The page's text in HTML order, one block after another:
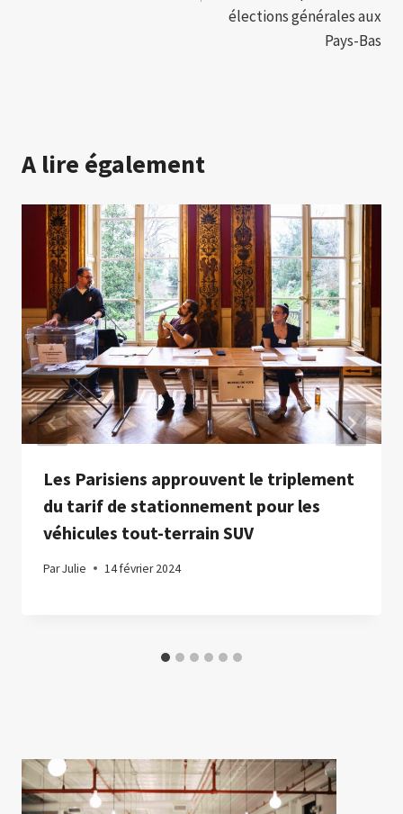
élections générales aux
Pays-Bas
A lire également
Les Parisiens approuvent le triplement
du tarif de stationnement pour les
véhicules tout-terrain SUV
ParJulie 14 février 2024